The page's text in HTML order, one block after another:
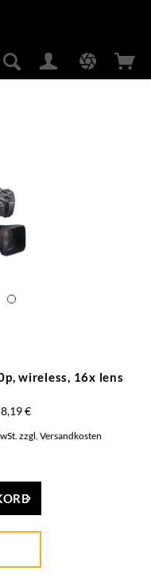
wireless, 16x lens
€
zzgl. Versandkosten